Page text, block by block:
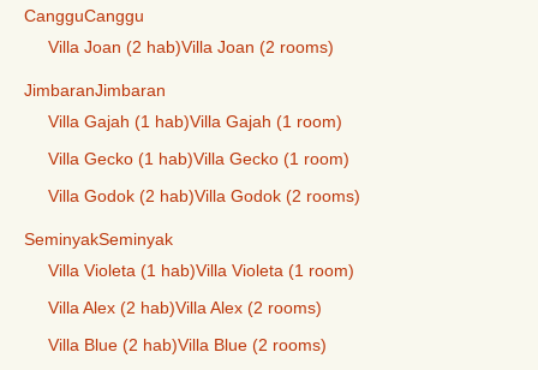
CangguCanggu
Villa Joan (2 hab)Villa Joan (2 rooms)
JimbaranJimbaran
Villa Gajah (1 hab)Villa Gajah (1 room)
Villa Gecko (1 hab)Villa Gecko (1 room)
Villa Godok (2 hab)Villa Godok (2 rooms)
SeminyakSeminyak
Villa Violeta (1 hab)Villa Violeta (1 room)
Villa Alex (2 hab)Villa Alex (2 rooms)
Villa Blue (2 hab)Villa Blue (2 rooms)